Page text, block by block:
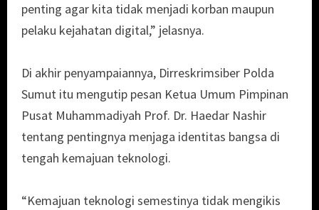
penting agar kita tidak menjadi korban maupun
pelaku kejahatan digital,” jelasnya.
Di akhir penyampaiannya, Dirreskrimsiber Polda
Sumut itu mengutip pesan Ketua Umum Pimpinan
Pusat Muhammadiyah Prof. Dr. Haedar Nashir
tentang pentingnya menjaga identitas bangsa di
tengah kemajuan teknologi.
“Kemajuan teknologi semestinya tidak mengikis